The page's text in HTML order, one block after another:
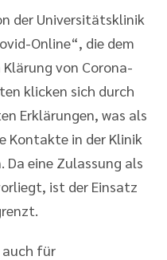
der Universitätsklinik
Online“, die dem
von Corona-
klicken sich durch
Erklärungen, was als
Kontakte in der Klinik
Da eine Zulassung als
ist der Einsatz
auch für